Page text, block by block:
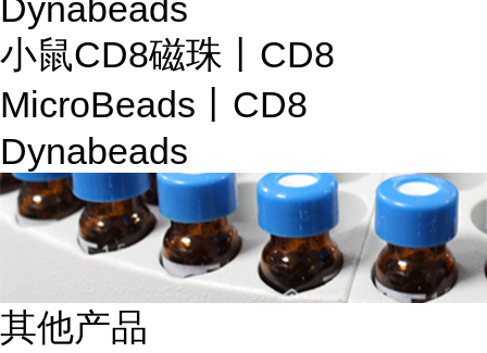
Dynabeads
小鼠CD8磁珠丨CD8
MicroBeads丨CD8
Dynabeads
其他产品